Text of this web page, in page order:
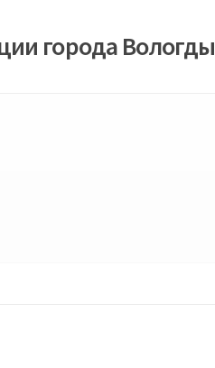
города Вологды